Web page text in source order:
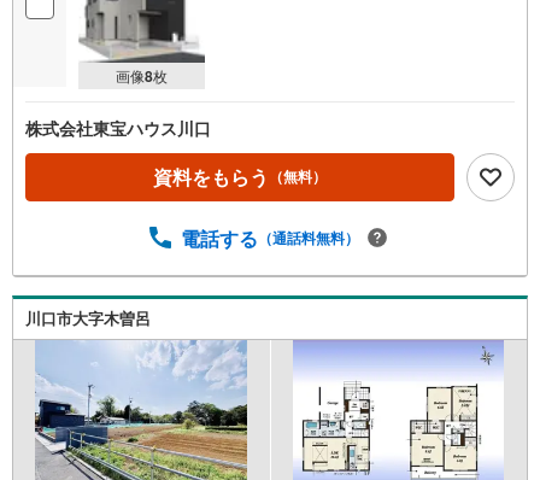
画像8枚
株式会社東宝ハウス川口
資料をもらう （無料）
電話する （通話料無料）
川口市大字木曽呂